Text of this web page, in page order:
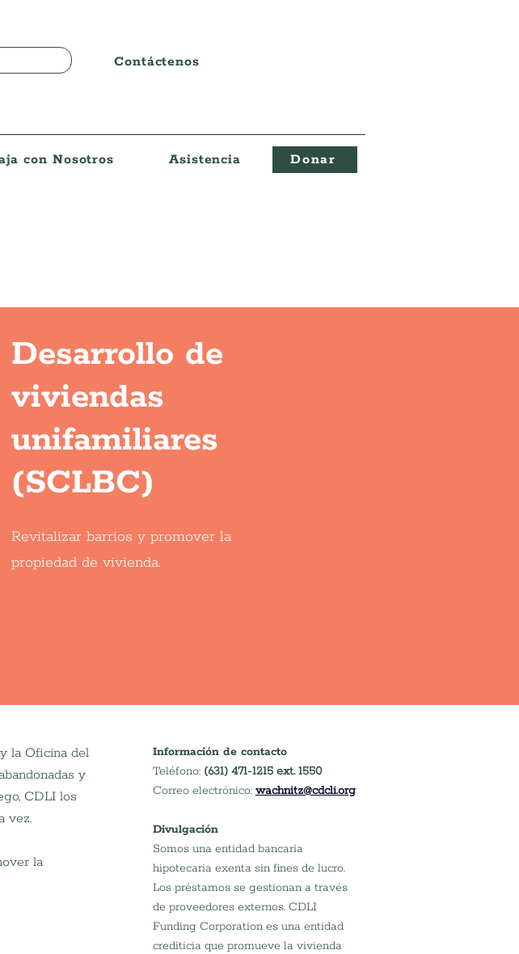
Contáctenos
con Nosotros Asistencia Donar
la Oficina del
y
CDLI los
vez.
la
Información de contacto
Teléfono: (631) 471-1215 ext. 1550
Correo electrónico: wachnitz@cdcli.org
Divulgación
Somos una entidad bancaria
hipotecaria exenta sin fines de lucro.
Los préstamos se gestionan a través
de proveedores externos. CDLI
Funding Corporation es una entidad
crediticia que promueve la vivienda
Desarrollo de
viviendas
unifamiliares
(SCLBC)
Revitalizar barrios y promover la
propiedad de vivienda.